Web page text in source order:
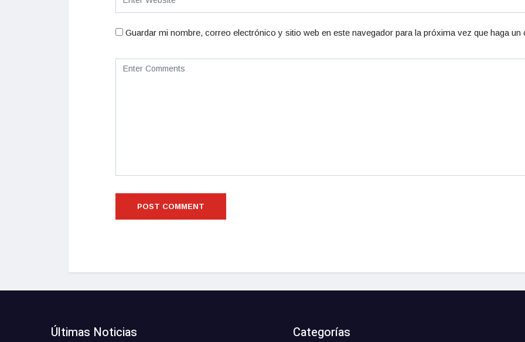
Guardar mi nombre, correo electrónico y sitio web en este navegador para la próxima vez que haga un
Últimas Noticias Categorías